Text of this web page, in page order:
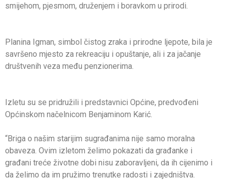
smijehom, pjesmom, druženjem i boravkom u prirodi.
Planina Igman, simbol čistog zraka i prirodne ljepote, bila je
savršeno mjesto za rekreaciju i opuštanje, ali i za jačanje
društvenih veza među penzionerima.
Izletu su se pridružili i predstavnici Općine, predvođeni
Općinskom načelnicom Benjaminom Karić.
“Briga o našim starijim sugrađanima nije samo moralna
obaveza. Ovim izletom želimo pokazati da građanke i
građani treće životne dobi nisu zaboravljeni, da ih cijenimo i
da želimo da im pružimo trenutke radosti i zajedništva.